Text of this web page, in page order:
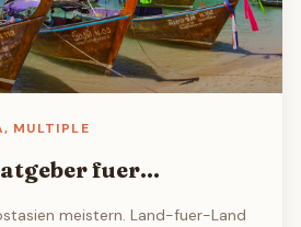
, MULTIPLE
fuer
meistern. Land-fuer-Land